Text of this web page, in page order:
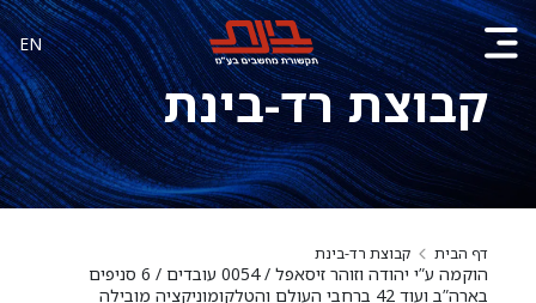
EN
קבוצת רד-בינת
דף הבית קבוצת רד-בינת
הוקמה ע”י יהודה וזוהר זיסאפל / 0054 עובדים / 6 סניפים
בארה”ב ועוד 42 ברחבי העולם והטלקומוניקציה מובילה